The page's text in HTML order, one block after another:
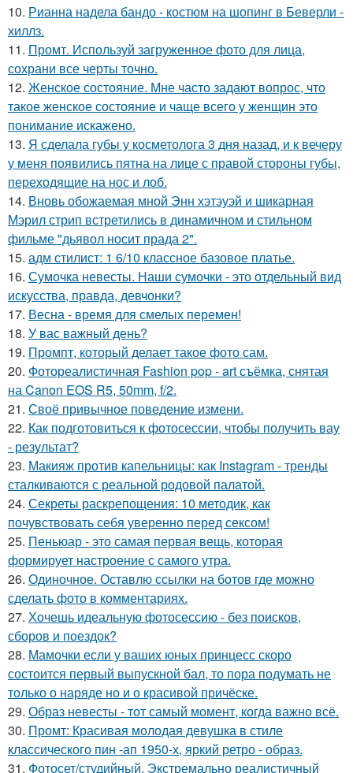
10. Рианна надела бандо - костюм на шопинг в Беверли -
хиллз.
11. Промт. Используй загруженное фото для лица,
сохрани все черты точно.
12. Женское состояние. Мне часто задают вопрос, что
такое женское состояние и чаще всего у женщин это
понимание искажено.
13. Я сделала губы у косметолога 3 дня назад, и к вечеру
у меня появились пятна на лице с правой стороны губы,
переходящие на нос и лоб.
14. Вновь обожаемая мной Энн хэтэуэй и шикарная
Мэрил стрип встретились в динамичном и стильном
фильме "дьявол носит прада 2".
15. адм стилист: 1 6/10 классное базовое платье.
16. Сумочка невесты. Наши сумочки - это отдельный вид
искусства, правда, девчонки?
17. Весна - время для смелых перемен!
18. У вас важный день?
19. Промпт, который делает такое фото сам.
20. Фотореалистичная Fashion pop - art съёмка, снятая
на Canon EOS R5, 50mm, f/2.
21. Своё привычное поведение измени.
22. Как подготовиться к фотосессии, чтобы получить вау
- результат?
23. Макияж против капельницы: как Instagram - тренды
сталкиваются с реальной родовой палатой.
24. Секреты раскрепощения: 10 методик, как
почувствовать себя уверенно перед сексом!
25. Пеньюар - это самая первая вещь, которая
формирует настроение с самого утра.
26. Одиночное. Оставлю ссылки на ботов где можно
сделать фото в комментариях.
27. Хочешь идеальную фотосессию - без поисков,
сборов и поездок?
28. Мамочки если у ваших юных принцесс скоро
состоится первый выпускной бал, то пора подумать не
только о наряде но и о красивой причёске.
29. Образ невесты - тот самый момент, когда важно всё.
30. Промт: Красивая молодая девушка в стиле
классического пин -ап 1950-х, яркий ретро - образ.
31. Фотосет/студийный. Экстремально реалистичный